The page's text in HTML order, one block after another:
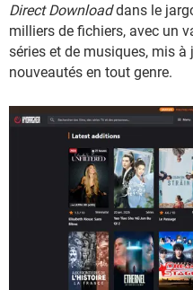
Direct Downloaddans le
milliers de fichiers, avec un
séries et de musiques, mis
nouveautés en tout genre.